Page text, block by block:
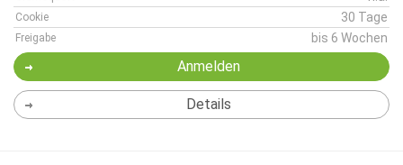
Cookie 30 Tage
Freigabe bis 6 Wochen
Anmelden
Details